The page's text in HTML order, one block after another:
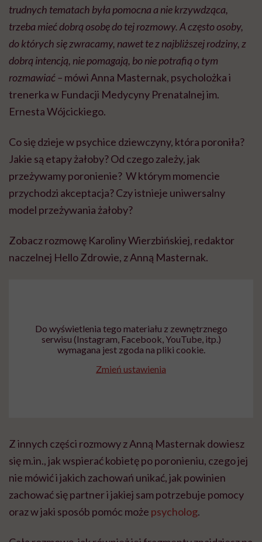
trudnych tematach była pomocna a nie krzywdząca,
trzeba mieć dobrą osobę do tej rozmowy. A często osoby,
do których się zwracamy, nawet te z najbliższej rodziny, z
dobrą intencją, nie pomagają, bo nie potrafią o tym
rozmawiać – mówiAnna Masternak, psycholożka i
trenerka w Fundacji Medycyny Prenatalnej im.
Ernesta Wójcickiego.
Co się dzieje w psychice dziewczyny, która poroniła?
Jakie są etapy żałoby?Od czego zależy, jak
przeżywamy poronienie? Wktórym momencie
przychodzi akceptacja?Czy istnieje uniwersalny
model przeżywania żałoby?
Zobacz rozmowę Karoliny Wierzbińskiej, redaktor
naczelnej Hello Zdrowie, z Anną Masternak.
Do wyświetlenia tego materiału z zewnętrznego
serwisu (Instagram, Facebook, YouTube, itp.)
wymagana jest zgoda na pliki cookie.
Zmień ustawienia
Z innych części rozmowy z Anną Masternak dowiesz
się m.in., jak wspierać kobietę po poronieniu, czego jej
nie mówić i jakich zachowań unikać, jak powinien
zachować się partner i jakiej sam potrzebuje pomocy
oraz w jaki sposób pomóc może psycholog.